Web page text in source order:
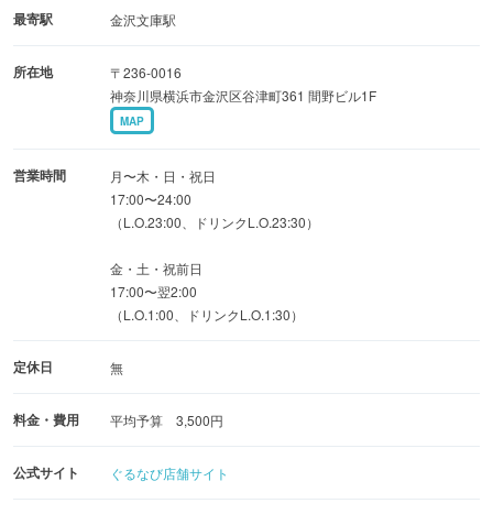
■ NOBUファーム（鎌倉、横浜）、市場直送仕入れの旬鮮
・旬の食材を活かした和風創作料理を寛ぎの完全個室でお
楽しみ下さい。
※当店はお客様により近く、いつでも、毎日でも来て頂け
るお店を目指しております。仕事帰りやデートなど、気軽
にお立ち寄り下さい。ＮＯＢＵは3500円〜 コース料理がお
楽しみいただけます！お気軽にご来店ください!!
ご予約は⇒045-789-3243
最寄駅 金沢文庫駅
所在地
〒236-0016
神奈川県横浜市金沢区谷津町361 間野ビル1F
MAP
営業時間
月〜木・日・祝日
17:00〜24:00
（L.O.23:00、ドリンクL.O.23:30）
金・土・祝前日
17:00〜翌2:00
（L.O.1:00、ドリンクL.O.1:30）
定休日 無
料金・費用 平均予算 3,500円
公式サイト ぐるなび店舗サイト